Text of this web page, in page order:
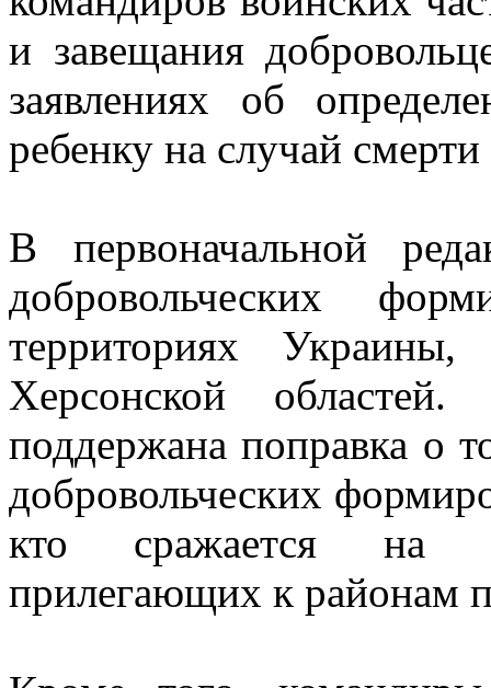
и завещания
заявлениях об
ребенку на случай
В первоначальной
добровольческих
территориях
Херсонской
поддержана поправка о
добровольческих
кто сражается на
прилегающих к районам